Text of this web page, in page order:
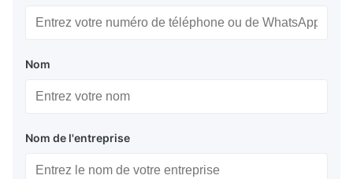
Nom
Nom de l'entreprise